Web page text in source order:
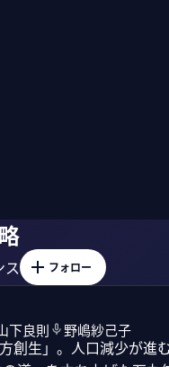
ス フォロー
下良則 野嶋紗己子
創生」。人口減少が進